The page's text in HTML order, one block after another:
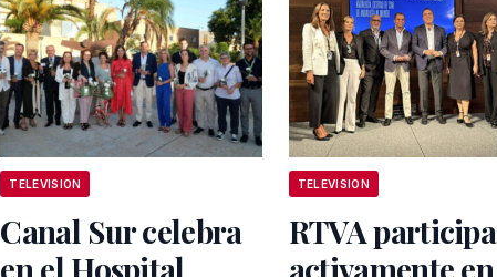
TELEVISION
Canal Sur celebra
TELEVISION
RTVA participa